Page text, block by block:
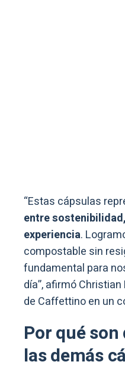
“Estas cápsulas
entre
experiencia.
compostable sin
fundamental para
día”, afirmó
de Caffettino en un
Por qué
las demás